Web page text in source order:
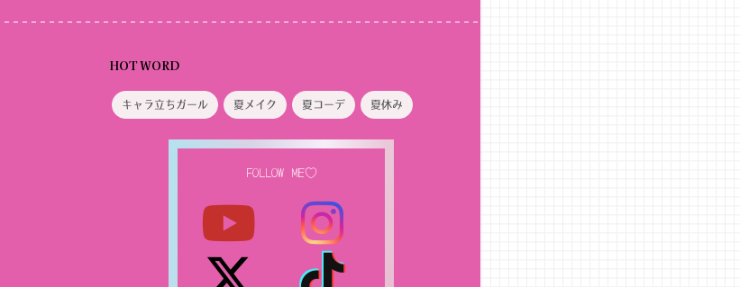
HOT WORD
キャラ立ちガール 夏メイク 夏コーデ 夏休み
FOLLOW ME♡